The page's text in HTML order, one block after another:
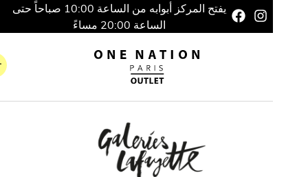
يفتح المركز أبوابه من الساعة 10:00 صباحاً حتى